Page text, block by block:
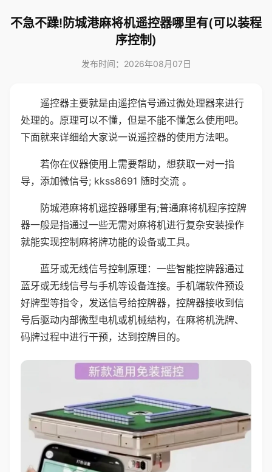
不急不躁!防城港麻将机遥控器哪里有(可以装程
序控制)
发布时间：2026年08月07日
遥控器主要就是由遥控信号通过微处理器来进行
处理的。原理可以不懂，但是不能不懂怎么使用吧。
下面就来详细给大家说一说遥控器的使用方法吧。
若你在仪器使用上需要帮助，想获取一对一指
导，添加微信号; kkss8691 随时交流 。
防城港麻将机遥控器哪里有;普通麻将机程序控牌
器一般是指通过一些无需对麻将机进行复杂安装操作
就能实现控制麻将牌功能的设备或工具。
蓝牙或无线信号控制原理：一些智能控牌器通过
蓝牙或无线信号与手机等设备连接。手机端软件预设
好牌型等指令，发送信号给控牌器，控牌器接收到信
号后驱动内部微型电机或机械结构，在麻将机洗牌、
码牌过程中进行干预，达到控牌目的。